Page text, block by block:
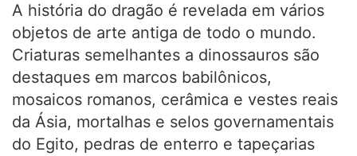
A história do dragão é revelada em vários
objetos de arte antiga de todo o mundo.
Criaturas semelhantes a dinossauros são
destaques em marcos babilônicos,
mosaicos romanos, cerâmica e vestes reais
da Ásia, mortalhas e selos governamentais
do Egito, pedras de enterro e tapeçarias